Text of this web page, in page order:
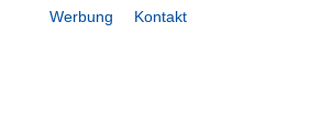
Werbung Kontakt